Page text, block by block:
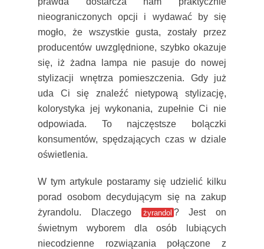
nieograniczonych opcji i wydawać by się
mogło, że wszystkie gusta, zostały przez
producentów uwzględnione, szybko okazuje
się, iż żadna lampa nie pasuje do nowej
stylizacji wnętrza pomieszczenia. Gdy już
uda Ci się znaleźć nietypową stylizację,
kolorystyka jej wykonania, zupełnie Ci nie
odpowiada. To najczęstsze bolączki
konsumentów, spędzających czas w dziale
oświetlenia.
W tym artykule postaramy się udzielić kilku
porad osobom decydującym się na zakup
żyrandolu. Dlaczego
żyrandol ? Jest on
świetnym wyborem dla osób lubiących
niecodzienne rozwiązania połączone z